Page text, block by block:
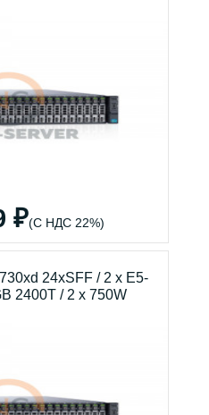
₽(С НДС 22%)
24xSFF / 2 x E5-
2400T / 2 x 750W